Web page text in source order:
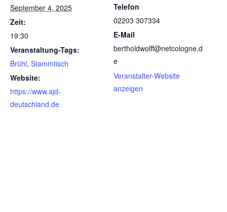
September 4, 2025
Zeit:
19:30
Veranstaltung-Tags:
Brühl, Stammtisch
Website:
https://www.ajd-
deutschland.de
Telefon
02203 307334
E-Mail
bertholdwolff@netcologne.d
e
Veranstalter-Website
anzeigen